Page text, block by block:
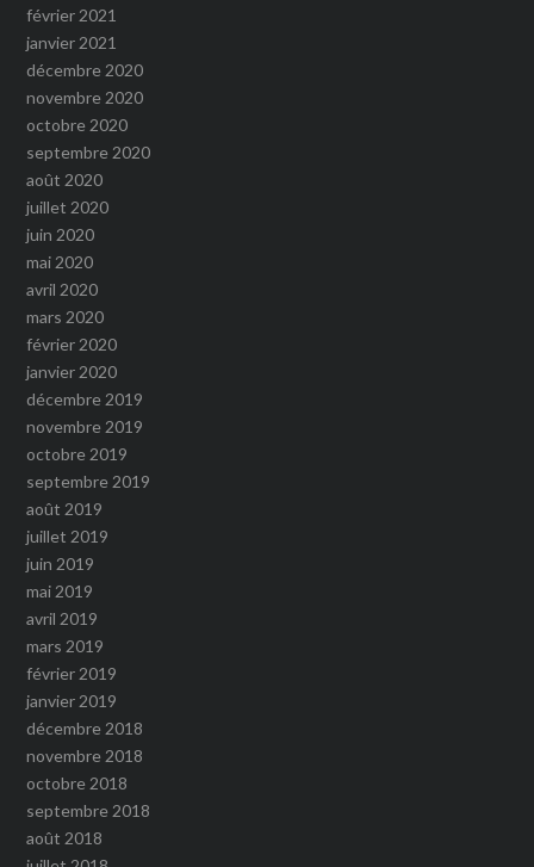
février 2021
janvier 2021
décembre 2020
novembre 2020
octobre 2020
septembre 2020
août 2020
juillet 2020
juin 2020
mai 2020
avril 2020
mars 2020
février 2020
janvier 2020
décembre 2019
novembre 2019
octobre 2019
septembre 2019
août 2019
juillet 2019
juin 2019
mai 2019
avril 2019
mars 2019
février 2019
janvier 2019
décembre 2018
novembre 2018
octobre 2018
septembre 2018
août 2018